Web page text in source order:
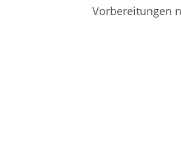
Vorbereitungen